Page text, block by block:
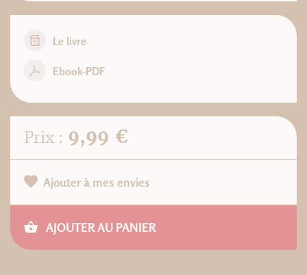
Le livre
Ebook-PDF
Prix : 9,99 €
Ajouter à mes envies
AJOUTER AU PANIER